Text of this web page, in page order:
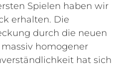
Spielen haben wir
erhalten. Die
durch die neuen
homogener
hat sich